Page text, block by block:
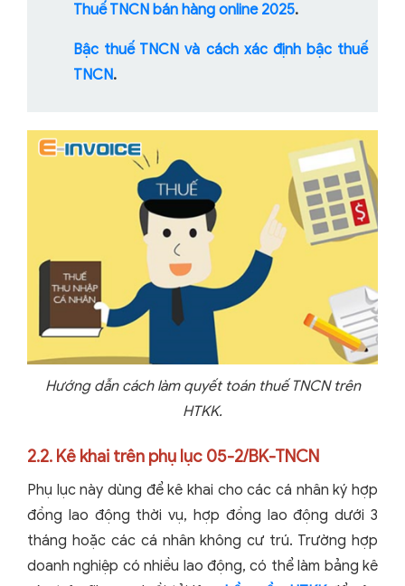
Thuế TNCN bán hàng online 2025.
Bậc thuế TNCN và cách xác định bậc thuế
TNCN.
Hướng dẫn cách làm quyết toán thuế TNCN trên
HTKK.
2.2. Kê khai trên phụ lục 05-2/BK-TNCN
Phụ lục này dùng để kê khai cho các cá nhân ký hợp
đồng lao động thời vụ, hợp đồng lao động dưới 3
tháng hoặc các cá nhân không cư trú. Trường hợp
doanh nghiệp có nhiều lao động, có thể làm bảng kê